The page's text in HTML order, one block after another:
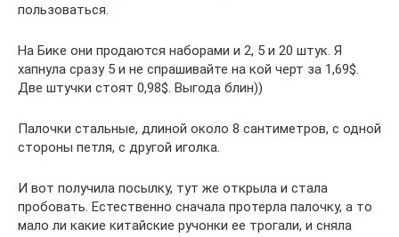
пользоваться.
На Бике они продаются наборами и 2, 5 и 20 штук. Я
хапнула сразу 5 и не спрашивайте на кой черт за 1,69$.
Две штучки стоят 0,98$. Выгода блин))
Палочки стальные, длиной около 8 сантиметров, с одной
стороны петля, с другой иголка.
И вот получила посылку, тут же открыла и стала
пробовать. Естественно сначала протерла палочку, а то
мало ли какие китайские ручонки ее трогали, и сняла